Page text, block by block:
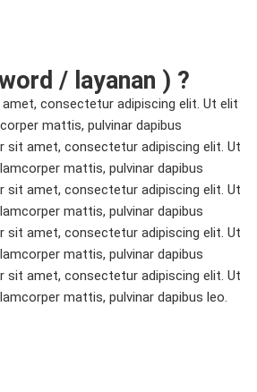
/ layanan ) ?
consectetur adipiscing elit. Ut elit
mattis, pulvinar dapibus
sit amet, consectetur adipiscing elit. Ut
mattis, pulvinar dapibus
sit amet, consectetur adipiscing elit. Ut
mattis, pulvinar dapibus
sit amet, consectetur adipiscing elit. Ut
mattis, pulvinar dapibus
sit amet, consectetur adipiscing elit. Ut
mattis, pulvinar dapibus leo.